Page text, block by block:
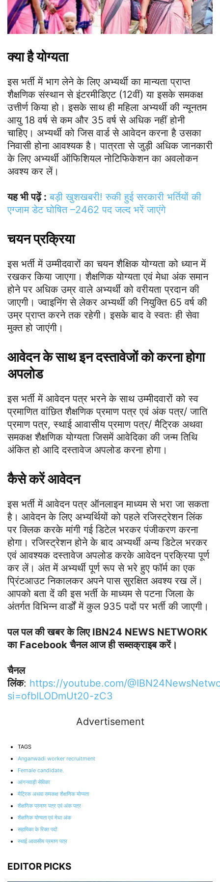
क्या है योग्यता
इस भर्ती में भाग लेने के लिए अभ्यर्थी का मान्यता प्राप्त
शैक्षणिक संस्थान से इंटरमीडिएट (12वीं) या इसके समकक्ष
उत्तीर्ण किया हो। इसके साथ ही महिला अभ्यर्थी की न्यूनतम
आयु 18 वर्ष से कम और 35 वर्ष से अधिक नहीं होनी
चाहिए। अभ्यर्थी को जिस वार्ड से आवेदन करना है उसका
निवासी होना आवश्यक है। पात्रता से जुड़ी अधिक जानकारी
के लिए अभ्यर्थी ऑफिशियल नोटिफिकेशन का अवलोकन
अवश्य कर लें।
यह भी पढ़ें : बड़ी खुशखबरी! रुकी हुई सरकारी भर्तियों की
एग्जाम डेट घोषित –2462 पद जल्द भरें जाएंगे
चयन प्रक्रिया
इस भर्ती में उम्मीदवारों का चयन शैक्षिक योग्यता को ध्यान में
रखकर किया जाएगा। शैक्षणिक योग्यता एवं मेधा अंक समान
होने पर अधिक उम्र वाले अभ्यर्थी को वरीयता प्रदान की
जाएगी। ज्वाइनिंग से लेकर अभ्यर्थी की नियुक्ति 65 वर्ष की
उम्र प्राप्त करने तक रहेगी। इसके बाद वे स्वतः ही सेवा
मुक्त हो जाएंगी।
आवेदन के साथ इन दस्तावेजों को करना होगा
अपलोड
इस भर्ती में आवेदन पत्र भरने के साथ उम्मीदवारों को स्व
प्रमाणित वांछित शैक्षणिक प्रमाण पत्र एवं अंक पत्र/ जाति
प्रमाण पत्र, स्थाई आवासीय प्रमाण पत्र/ मैट्रिक अथवा
समकक्ष शैक्षणिक योग्यता जिसमें आवेदिका की जन्म तिथि
अंकित हो आदि दस्तावेज अपलोड करना होगा।
कैसे करें आवेदन
इस भर्ती में आवेदन पत्र ऑनलाइन माध्यम से भरा जा सकता
है। आवेदन के लिए अभ्यर्थियों को पहले रजिस्ट्रेशन लिंक
पर क्लिक करके मांगी गई डिटेल भरकर पंजीकरण करना
होगा। रजिस्ट्रेशन होने के बाद अभ्यर्थी अन्य डिटेल भरकर
एवं आवश्यक दस्तावेज अपलोड करके आवेदन प्रक्रिया पूर्ण
कर लें। अंत में अभ्यर्थी पूर्ण रूप से भरे हुए फॉर्म का एक
प्रिंटआउट निकालकर अपने पास सुरक्षित अवश्य रख लें।
आपको बता दें की इस भर्ती के माध्यम से पटना जिला के
अंतर्गत विभिन्न वार्डों में कुल 935 पदों पर भर्ती की जाएगी।
पल पल की खबर के लिए IBN24 NEWS NETWORK
का Facebook चैनल आज ही सब्सक्राइब करें।
चैनल
लिंक: https://youtube.com/
si=ofbILODmUt20-zC3
Advertisement
TAGS
Anganwadi worker recruitment
Female candidate.
आंगनवाड़ी सेविका
मैट्रिक अथवा समकक्ष शैक्षणिक योग्यता
शैक्षणिक प्रमाण पत्र एवं अंक पत्र
शैक्षणिक योग्यता एवं मेधा अंक
सहायिका के रिक्त पदों
स्थाई आवासीय प्रमाण पत्र
EDITOR PICKS